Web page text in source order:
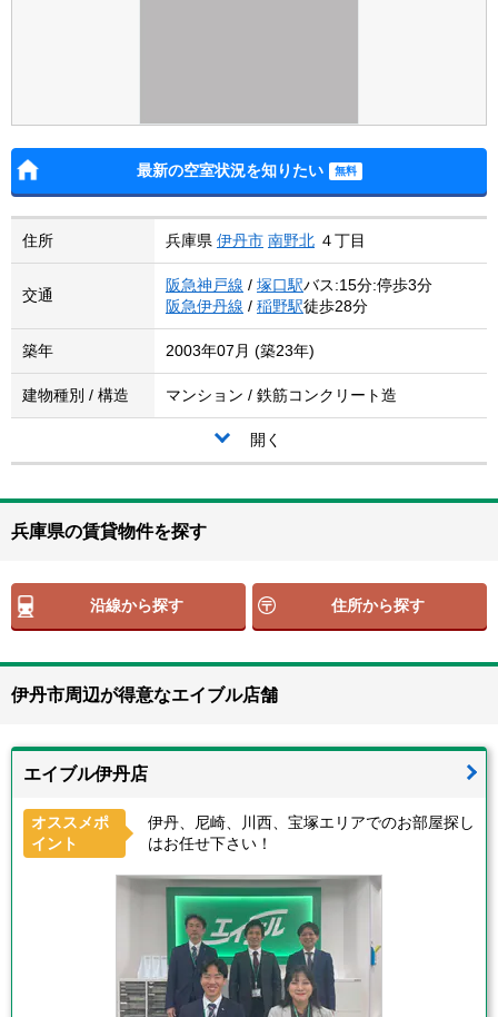
最新の空室状況を知りたい
住所 兵庫県 伊丹市 南野北 ４丁目
交通
阪急神戸線 / 塚口駅バス:15分:停歩3分
阪急伊丹線 / 稲野駅徒歩28分
築年 2003年07月 (築23年)
建物種別 / 構造 マンション / 鉄筋コンクリート造
開く
兵庫県の賃貸物件を探す
沿線から探す 住所から探す
伊丹市周辺が得意なエイブル店舗
エイブル伊丹店
オススメポ
イント
伊丹、尼崎、川西、宝塚エリアでのお部屋探し
はお任せ下さい！